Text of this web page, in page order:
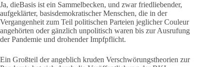
Ja, dieBasis ist ein Sammelbecken, und zwar friedliebender,
aufgeklärter, basisdemokratischer Menschen, die in der
Vergangenheit zum Teil politischen Parteien jeglicher Couleur
angehörten oder gänzlich unpolitisch waren bis zur Ausrufung
der Pandemie und drohender Impfpflicht.
Ein Großteil der angeblich kruden Verschwörungstheorien zur